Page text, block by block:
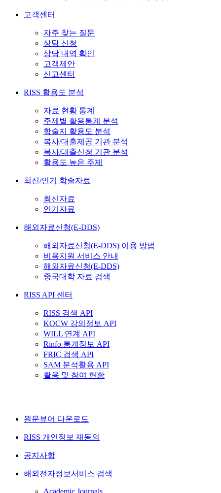
고객센터
자주 찾는 질문
상담 신청
상담 내역 확인
고객제안
신고센터
RISS 활용도 분석
자료 현황 통계
주제별 활용통계 분석
학술지 활용도 분석
복사/대출제공 기관 분석
복사/대출신청 기관 분석
활용도 높은 주제
최신/인기 학술자료
최신자료
인기자료
해외자료신청(E-DDS)
해외자료신청(E-DDS) 이용 방법
비용지원 서비스 안내
해외자료신청(E-DDS)
중국대학 자료 검색
RISS API 센터
RISS 검색 API
KOCW 강의정보 API
WILL 연계 API
Rinfo 통계정보 API
FRIC 검색 API
SAM 분석활용 API
활용 및 참여 현황
원문뷰어 다운로드
RISS 개인정보 재동의
공지사항
해외전자정보서비스 검색
Academic Journals